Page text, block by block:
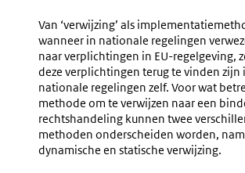
Van ‘verwijzing’ als
wanneer in nationale regelingen
naar verplichtingen in EU-regelgeving,
deze verplichtingen terug te vinden zijn
nationale regelingen zelf. Voor wat
methode om te verwijzen naar een
rechtshandeling kunnen twee
methoden onderscheiden worden,
dynamische en statische verwijzing.